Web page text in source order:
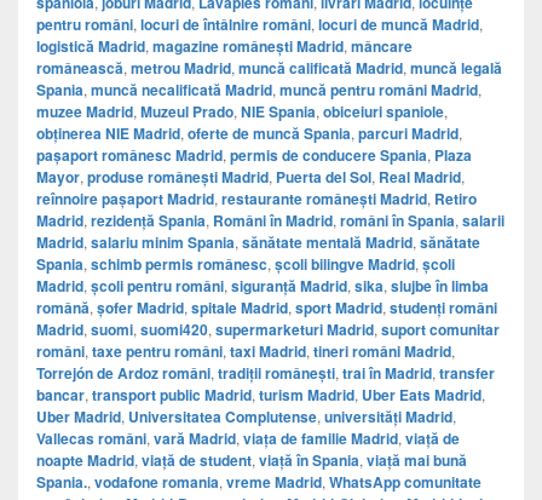
pentru români, locuri de întâlnire români, locuri de muncă Madrid,
logistică Madrid, magazine românești Madrid, mâncare
românească, metrou Madrid, muncă calificată Madrid, muncă legală
Spania, muncă necalificată Madrid, muncă pentru români Madrid,
muzee Madrid, Muzeul Prado, NIE Spania, obiceiuri spaniole,
obținerea NIE Madrid, oferte de muncă Spania, parcuri Madrid,
pașaport românesc Madrid, permis de conducere Spania, Plaza
Mayor, produse românești Madrid, Puerta del Sol, Real Madrid,
reînnoire pașaport Madrid, restaurante românești Madrid, Retiro
Madrid, rezidență Spania, Români în Madrid, români în Spania, salarii
Madrid, salariu minim Spania, sănătate mentală Madrid, sănătate
Spania, schimb permis românesc, școli bilingve Madrid, școli
Madrid, școli pentru români, siguranță Madrid, sika, slujbe în limba
română, șofer Madrid, spitale Madrid, sport Madrid, studenți români
Madrid, suomi, suomi420, supermarketuri Madrid, suport comunitar
români, taxe pentru români, taxi Madrid, tineri români Madrid,
Torrejón de Ardoz români, tradiții românești, trai în Madrid, transfer
bancar, transport public Madrid, turism Madrid, Uber Eats Madrid,
Uber Madrid, Universitatea Complutense, universități Madrid,
Vallecas români, vară Madrid, viața de familie Madrid, viață de
noapte Madrid, viață de student, viață în Spania, viață mai bună
Spania., vodafone romania, vreme Madrid, WhatsApp comunitate